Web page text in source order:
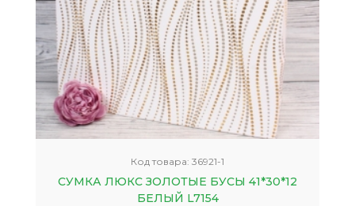
Код товара: 36921-1
СУМКА ЛЮКС ЗОЛОТЫЕ БУСЫ 41*30*12
БЕЛЫЙ L7154